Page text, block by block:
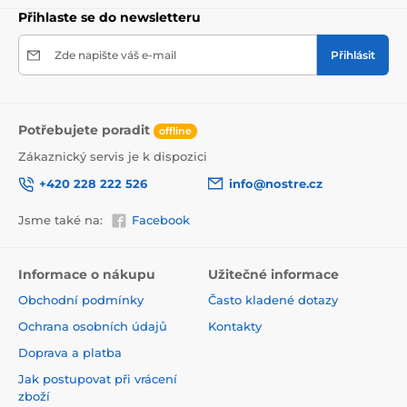
tapety vhodné do jakékoli místnosti. Barvy splňují
přísné normy a mají VOC i GREENGUARD GOLD
vodní bázi, což zaručuje jejich zdravotní nezávadnost.
Přihlaste se do newsletteru
Zde napište váš e-mail Přihlásit
Potřebujete poradit offline
Zákaznický servis je k dispozici
+420 228 222 526
info@nostre.cz
Jsme také na: Facebook
Informace o nákupu
Obchodní podmínky
Ochrana osobních údajů
Doprava a platba
Jak postupovat při vrácení
zboží
Užitečné informace
Často kladené dotazy
Kontakty